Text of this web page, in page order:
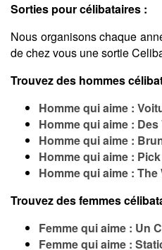
Sorties pour célibataires :
Nous organisons chaque
de chez vous une sortie
Trouvez des hommes
Homme qui aime :
Homme qui aime :
Homme qui aime :
Homme qui aime :
Homme qui aime :
Trouvez des femmes
Femme qui aime : Un
Femme qui aime :